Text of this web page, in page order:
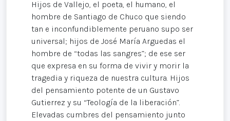
Hijos de Vallejo, el poeta, el humano, el
hombre de Santiago de Chuco que siendo
tan e inconfundiblemente peruano supo ser
universal; hijos de José María Arguedas el
hombre de “todas las sangres”; de ese ser
que expresa en su forma de vivir y morir la
tragedia y riqueza de nuestra cultura. Hijos
del pensamiento potente de un Gustavo
Gutierrez y su “Teología de la liberación”.
Elevadas cumbres del pensamiento junto